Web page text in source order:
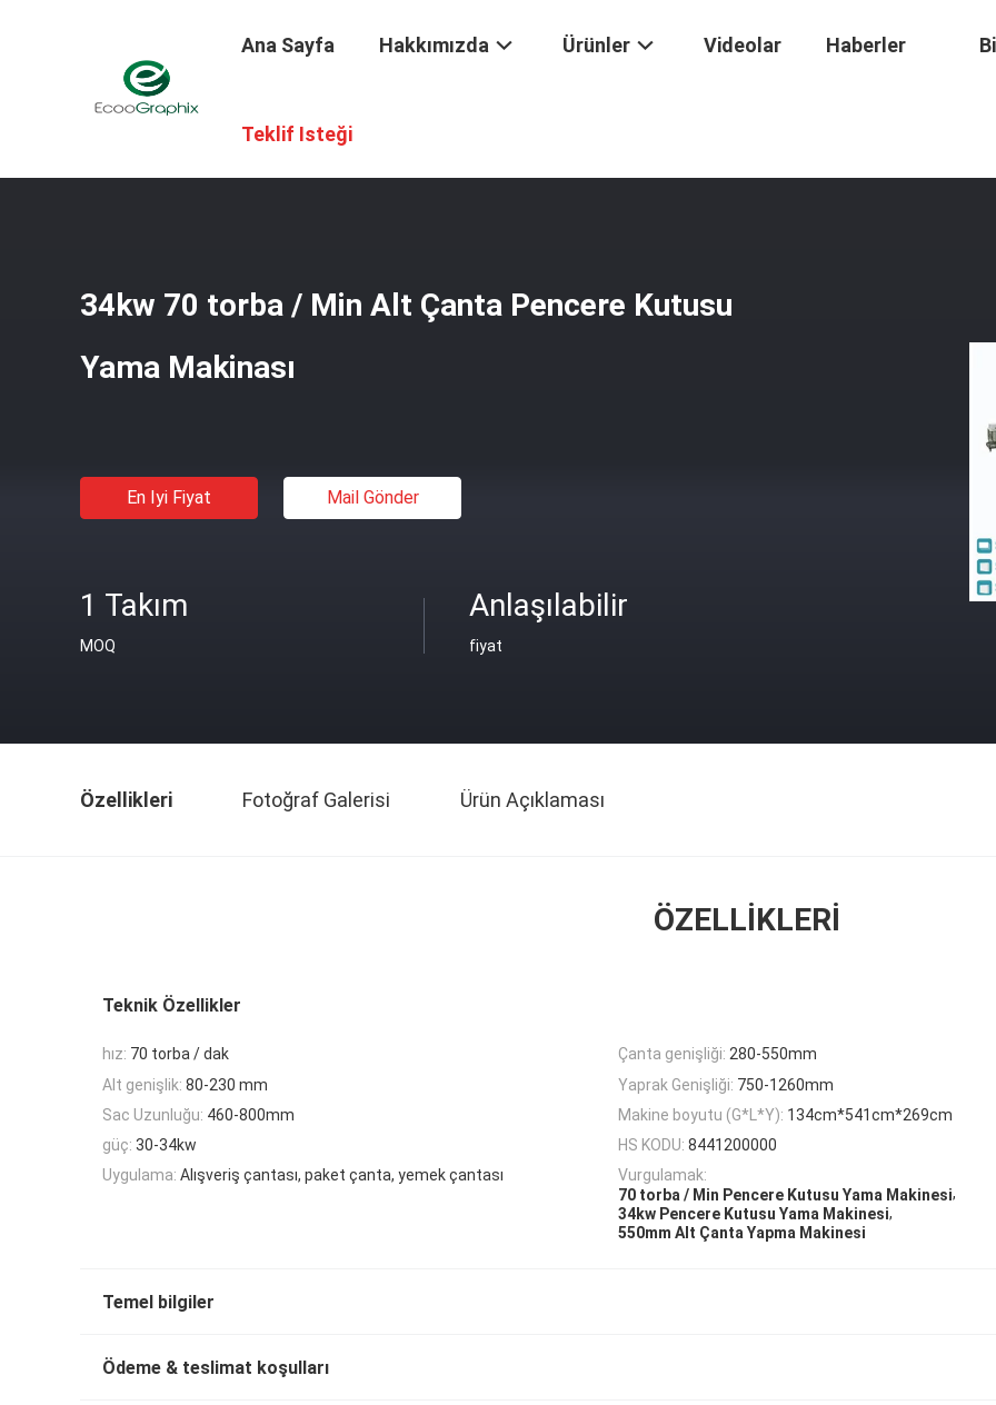
Ana Sayfa Hakkımızda Ürünler Videolar Haberler
Teklif Isteği
/
34kw 70 torba / Min Alt Çanta Pencere Kutusu
Yama Makinası
En Iyi Fiyat Mail Gönder
1 Takım
MOQ
Anlaşılabilir
fiyat
Özellikleri Fotoğraf Galerisi Ürün Açıklaması
ÖZELLIKLERI
Teknik Özellikler
hız: 70 torba / dak Çanta genişliği: 280-550mm
Alt genişlik: 80-230 mm Yaprak Genişliği: 750-1260mm
Sac Uzunluğu: 460-800mm Makine boyutu (G*L*Y): 134cm*541cm*269cm
güç: 30-34kw HS KODU: 8441200000
Uygulama: Alışveriş çantası, paket çanta, yemek çantası
Vurgulamak:
70 torba / Min Pencere Kutusu Yama Makinesi,
34kw Pencere Kutusu Yama Makinesi,
550mm Alt Çanta Yapma Makinesi
Temel bilgiler
Ödeme & teslimat koşulları